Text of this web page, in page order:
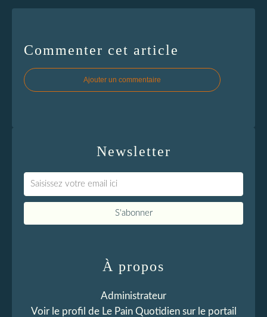
Commenter cet article
Ajouter un commentaire
Newsletter
À propos
Administrateur
Voir le profil de Le Pain Quotidiensur le portail